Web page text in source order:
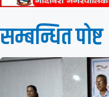
सम्बन्धित पाेष्ट